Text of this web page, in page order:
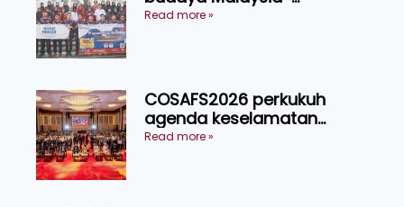
Indonesia melalui Narasi
Read more »
COSAFS2026 perkukuh
agenda keselamatan
makanan, AgriHub pacu
Read more »